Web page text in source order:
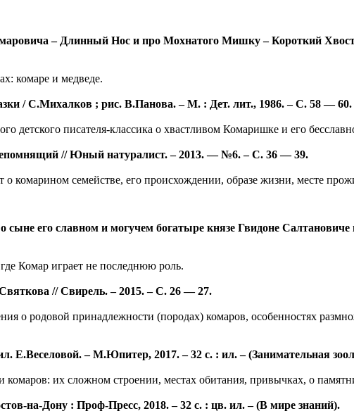
– Длинный Нос и про Мохнатого Мишку – Короткий
комаре и медведе.
/ С.Михалков ; рис. В.Панова. – М. : Дет. лит., 1986. – С. 58 — 60.
детского писателя-классика о хвастливом Комаришке и его
// Юный натуралист. – 2013. — №6. – С. 36 — 39.
о комарином семействе, его происхождении, образе жизни, месте
его славном и могучем богатыре князе Гвидоне
Комар играет не последнюю роль.
// Свирель. – 2015. – С. 26 — 27.
о родовой принадлежности (породах) комаров, особенностях
– М.Юпитер, 2017. – 32 с. : ил. – (Занимательная
их сложном строении, местах обитания, привычках, о
на-Дону : Проф-Пресс, 2018. – 32 с. : цв. ил. – (В мире знаний).